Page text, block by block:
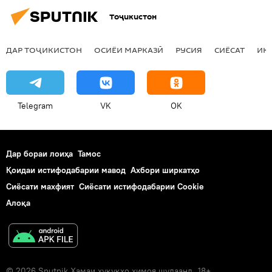
Strategic Culture Foundation
Mediapart
ҶБВ
Дар Русия
Тоҷикистон
ДАР ТОҶИКИСТОН ОСИЁИ МАРКАЗӢ РУСИЯ СИЁСАТ
Telegram VK OK
Дар бораи лоиҳа Тамос
Қоидаи истифодабарии мавод Ахбори ширкатҳо
Сиёсати махфият Сиёсати истифодабарии Cookie
Алоқа